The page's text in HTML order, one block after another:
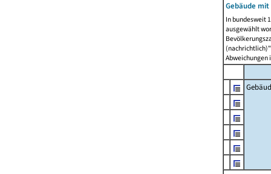
Gebäude mit
In bundesweit
ausgewählt
Abweichungen